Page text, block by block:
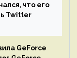
что его
Twitter
GeForce